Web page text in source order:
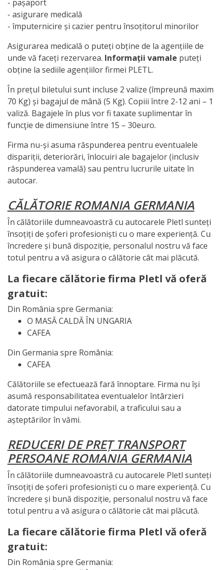
- pașaport
- asigurare medicală
- împuternicire și cazier pentru însoțitorul minorilor
Asigurarea medicală o puteți obține de la agențiile de
unde vă faceți rezervarea. Informații vamale puteți
obține la sediile agențiilor firmei PLETL.
În prețul biletului sunt incluse 2 valize (împreună maxim
70 Kg) și bagajul de mână (5 Kg). Copiii între 2-12 ani – 1
valiză. Bagajele în plus vor fi taxate suplimentar în
funcţie de dimensiune între 15 – 30euro.
Firma nu-și asuma răspunderea pentru eventualele
dispariții, deteriorări, înlocuiri ale bagajelor (inclusiv
răspunderea vamală) sau pentru lucrurile uitate în
autocar.
CĂLĂTORIE ROMANIA GERMANIA
În călătoriile dumneavoastră cu autocarele Pletl sunteți
însoțiți de șoferi profesioniști cu o mare experiență. Cu
încredere și bună dispoziție, personalul nostru vă face
totul pentru a vă asigura o călătorie cât mai plăcută.
La fiecare călătorie firma Pletl vă oferă
gratuit:
Din România spre Germania:
O MASĂ CALDĂ ÎN UNGARIA
CAFEA
Din Germania spre România:
CAFEA
Călătoriile se efectuează fară înnoptare. Firma nu își
asumă responsabilitatea eventualelor întârzieri
datorate timpului nefavorabil, a traficului sau a
așteptărilor în vămi.
REDUCERI DE PREȚ TRANSPORT
PERSOANE ROMANIA GERMANIA
În călătoriile dumneavoastră cu autocarele Pletl sunteți
însoțiți de șoferi profesioniști cu o mare experiență. Cu
încredere și bună dispoziție, personalul nostru vă face
totul pentru a vă asigura o călătorie cât mai plăcută.
La fiecare călătorie firma Pletl vă oferă
gratuit:
Din România spre Germania: